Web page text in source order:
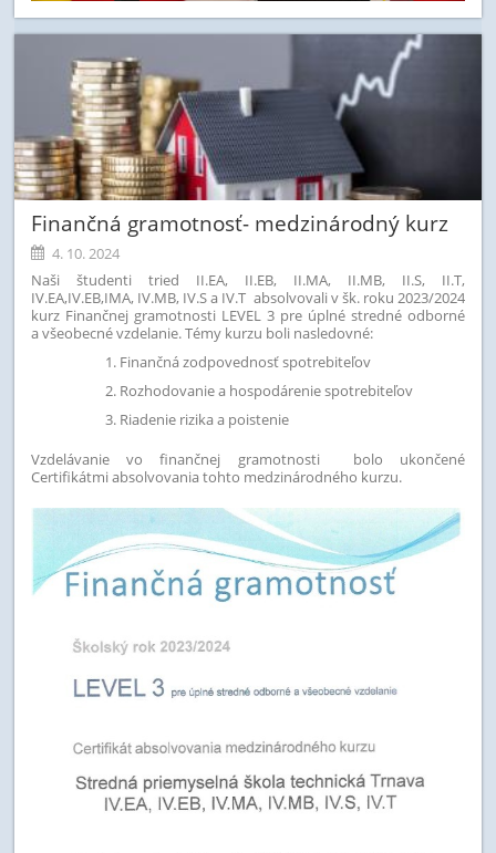
Finančná gramotnosť- medzinárodný kurz
4. 10. 2024
Naši študenti tried II.EA, II.EB, II.MA, II.MB, II.S, II.T,
IV.EA,IV.EB,IMA, IV.MB, IV.S a IV.T absolvovali v šk. roku 2023/2024
kurz Finančnej gramotnosti LEVEL 3 pre úplné stredné odborné
a všeobecné vzdelanie. Témy kurzu boli nasledovné:
Finančná zodpovednosť spotrebiteľov
Rozhodovanie a hospodárenie spotrebiteľov
Riadenie rizika a poistenie
Vzdelávanie vo finančnej gramotnosti bolo ukončené
Certifikátmi absolvovania tohto medzinárodného kurzu.